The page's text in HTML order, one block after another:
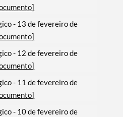
- 13 de fevereiro de
- 12 de fevereiro de
- 11 de fevereiro de
- 10 de fevereiro de